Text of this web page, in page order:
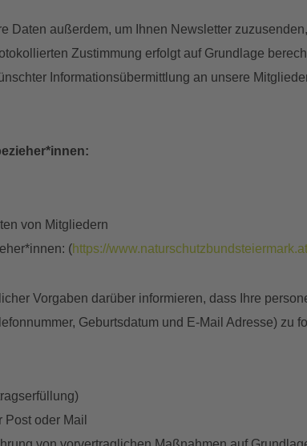
Daten außerdem, um Ihnen Newsletter
Zustimmung erfolgt auf Grundlage
Informationsübermittlung an unsere
von Mitgliedern
(https://
Vorgaben darüber informieren, dass Ihre
Geburtsdatum und E-Mail Adresse) zu
oder Mail